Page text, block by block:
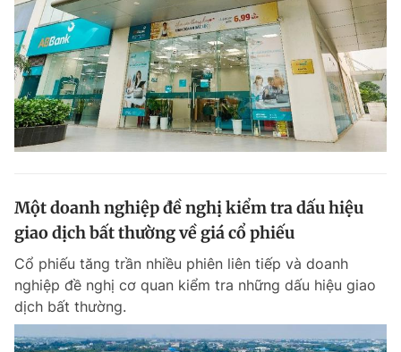
Một doanh nghiệp đề nghị kiểm tra dấu hiệu
giao dịch bất thường về giá cổ phiếu
Cổ phiếu tăng trần nhiều phiên liên tiếp và doanh
nghiệp đề nghị cơ quan kiểm tra những dấu hiệu giao
dịch bất thường.